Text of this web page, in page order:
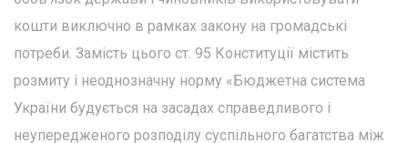
кошти виключно в рамках закону на громадські
потреби. Замість цього ст. 95 Конституції містить
розмиту і неоднозначну норму «Бюджетна система
України будується на засадах справедливого i
неупередженого розподілу суспільного багатства між